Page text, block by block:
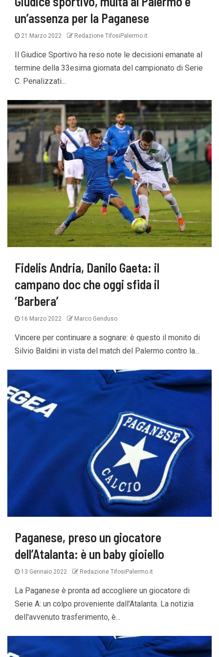
un’assenza per la Paganese
21 Marzo 2022 Redazione TifosiPalermo.it
Il Giudice Sportivo ha reso note le decisioni emanate al
termine della 33esima giornata del campionato di Serie
C. Penalizzati...
Fidelis Andria, Danilo Gaeta: il
campano doc che oggi sfida il
‘Barbera’
16 Marzo 2022 Marco Genduso
Vincere per continuare a sognare: è questo il monito di
Silvio Baldini in vista del match del Palermo contro la...
Paganese, preso un giocatore
dell’Atalanta: è un baby gioiello
13 Gennaio 2022 Redazione TifosiPalermo.it
La Paganese è pronta ad accogliere un giocatore di
Serie A: un colpo proveniente dall'Atalanta. La notizia
dell'avvenuto trasferimento, è...